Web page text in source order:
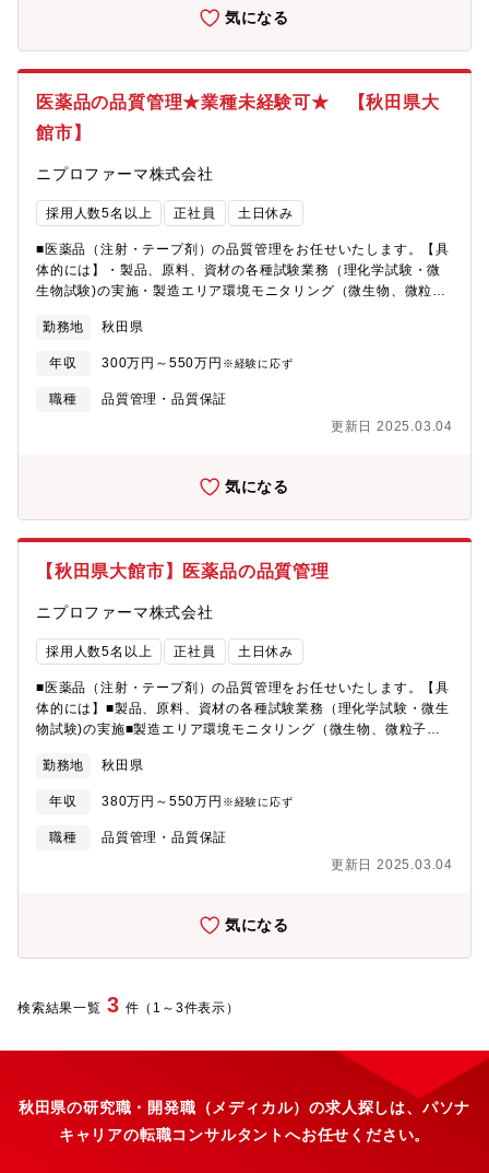
リア形成が可能です。■長期就業■男性の育休取得実績あり、産
休・育休取得者が全員復帰しているなど、長く働いていただける
環境を整備しております。■仕事の魅力■医薬品製造は、綿密、丁
寧なチェックがかかせない仕事となりますが、チームワークを大
切にしながら仲間と協力して仕事を進めていくことができます。
何より、医薬品製造は社会貢献度の高い仕事となりますので、自
分自身が製造に携わった薬が世の中に広まることを実感していた
ニーズの高い医薬品の製造に対応するため、新棟を増設・【新工
予定※5名以上採用
気になる
医薬品の品質管理★業種未経験可★ 【秋田県大
館市】
ニプロファーマ株式会社
採用人数5名以上 正社員 土日休み
■医薬品（注射・テープ剤）の品質管理をお任せいたします。【具
体的には】・製品、原料、資材の各種試験業務（理化学試験・微
生物試験)の実施・製造エリア環境モニタリング（微生物、微粒
輩スタッフの隣で業務を見ながら、仕事の流れを覚えていただき
ます。慣れてきたら、担当業務をお任せしていきます。同じライ
ンのスタッフとチームワークを大切に仕事を進めていきます。■チ
ーム／組織構成現在15ラインが稼働しており、大館工場では
活躍しており活気ある職場です。■キャリアパス工場内でのキャリ
ョンを鑑みたキャリア形成が可能です。■長期就業◎男性の育休取
得実績あり、産休・育休取得者が全員復帰しているなど、長く働
いていただける環境を整備しております。■仕事の魅力医薬品製造
は、綿密、丁寧なチェックがかかせない仕事となりますが、チー
ムワークを大切にしながら仲間と協力して仕事を進めていくこと
ができます。何より、医薬品製造は社会貢献度の高い仕事となり
ますので、自分自身が製造に携わった薬が世の中に広まることを
実感していただけます。■ニプロファーマのトピックス・【製造棟
の新設】よりニーズの高い医薬品の製造に対応するため、新棟を
増設・【新工場の設立】医薬品のさらなる製造に向けて、新しい
工場の設立を予定※5名以上採用
勤務地 秋田県
年収 300万円～550万円 ※経験に応ず
職種
品質管理・品質保証
更新日 2025.03.04
気になる
【秋田県大館市】医薬品の品質管理
ニプロファーマ株式会社
採用人数5名以上 正社員 土日休み
■医薬品（注射・テープ剤）の品質管理をお任せいたします。【具
体的には】■製品、原料、資材の各種試験業務（理化学試験・微生
物試験)の実施■製造エリア環境モニタリング（微生物、微粒子）
タッフの隣で業務を見ながら、仕事の流れを覚えていただきま
す。慣れてきたら、担当業務をお任せしていきます。同じライン
のスタッフとチームワークを大切に仕事を進めていきます。■チー
ム／組織構成現在15ラインが稼働しており、大館工場では1,100
ており活気ある職場です。■キャリアパス工場内でのキャリア形成
鑑みたキャリア形成が可能です。■長期就業◎男性の育休取得実績
あり、産休・育休取得者が全員復帰しているなど、長く働いてい
ただける環境を整備しております。■仕事の魅力医薬品製造は、綿
クを大切にしながら仲間と協力して仕事を進めていくことができ
ていただけます。■ニプロファーマのトピックス・【製造棟の新
設】よりニーズの高い医薬品の製造に対応するため、新棟を増
設・【新工場の設立】医薬品のさらなる製造に向けて、新しい工
場の設立を予定※5名以上採用
勤務地 秋田県
年収 380万円～550万円 ※経験に応ず
職種
品質管理・品質保証
更新日 2025.03.04
気になる
検索結果一覧 3 件（1～3件表示）
秋田県の研究職・開発職（メディカル）の求人探しは、パソナ
キャリアの転職コンサルタントへお任せください。